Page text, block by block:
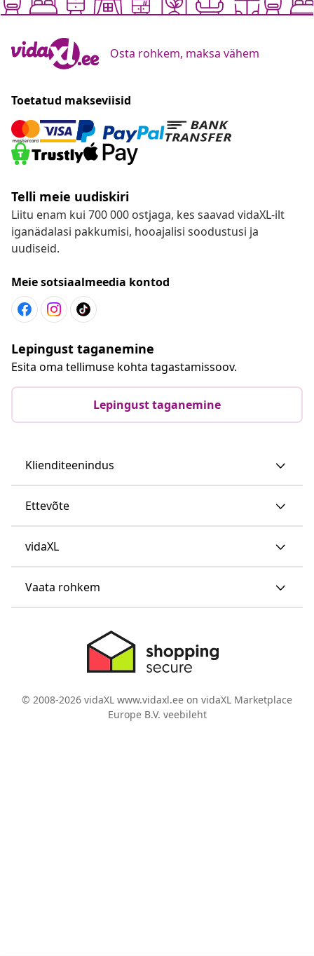
Osta rohkem, maksa vähem
Toetatud makseviisid
Telli meie uudiskiri
Liitu enam kui 700 000 ostjaga, kes saavad vidaXL-ilt
iganädalasi pakkumisi, hooajalisi soodustusi ja
uudiseid.
Meie sotsiaalmeedia kontod
Lepingust taganemine
Esita oma tellimuse kohta tagastamissoov.
Lepingust taganemine
Klienditeenindus
Ettevõte
vidaXL
Vaata rohkem
© 2008-2026 vidaXL www.vidaxl.ee on vidaXL Marketplace
Europe B.V. veebileht